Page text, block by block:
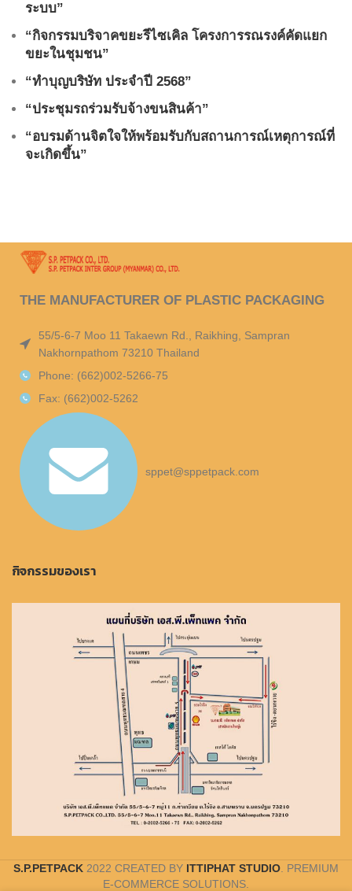
ระบบ”
“กิจกรรมบริจาคขยะรีไซเคิล โครงการรณรงค์คัดแยก
ขยะในชุมชน”
“ทำบุญบริษัท ประจำปี 2568”
“ประชุมรถร่วมรับจ้างขนสินค้า”
“อบรมด้านจิตใจให้พร้อมรับกับสถานการณ์เหตุการณ์ที่
จะเกิดขึ้น”
THE MANUFACTURER OF PLASTIC PACKAGING
55/5-6-7 Moo 11 Takaewn Rd., Raikhing, Sampran
Nakhornpathom 73210 Thailand
Phone: (662)002-5266-75
Fax: (662)002-5262
sppet@sppetpack.com
กิจกรรมของเรา
S.P.PETPACK 2022 CREATED BY ITTIPHAT STUDIO . PREMIUM
E-COMMERCE SOLUTIONS.